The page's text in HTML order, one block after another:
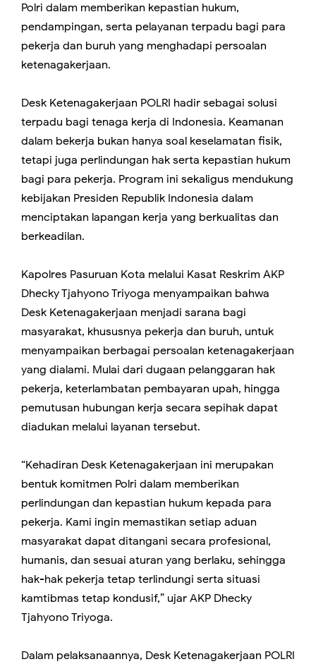
Polri dalam memberikan kepastian hukum,
pendampingan, serta pelayanan terpadu bagi para
pekerja dan buruh yang menghadapi persoalan
ketenagakerjaan.
Desk Ketenagakerjaan POLRI hadir sebagai solusi
terpadu bagi tenaga kerja di Indonesia. Keamanan
dalam bekerja bukan hanya soal keselamatan fisik,
tetapi juga perlindungan hak serta kepastian hukum
bagi para pekerja. Program ini sekaligus mendukung
kebijakan Presiden Republik Indonesia dalam
menciptakan lapangan kerja yang berkualitas dan
berkeadilan.
Kapolres Pasuruan Kota melalui Kasat Reskrim AKP
Dhecky Tjahyono Triyoga menyampaikan bahwa
Desk Ketenagakerjaan menjadi sarana bagi
masyarakat, khususnya pekerja dan buruh, untuk
menyampaikan berbagai persoalan ketenagakerjaan
yang dialami. Mulai dari dugaan pelanggaran hak
pekerja, keterlambatan pembayaran upah, hingga
pemutusan hubungan kerja secara sepihak dapat
diadukan melalui layanan tersebut.
“Kehadiran Desk Ketenagakerjaan ini merupakan
bentuk komitmen Polri dalam memberikan
perlindungan dan kepastian hukum kepada para
pekerja. Kami ingin memastikan setiap aduan
masyarakat dapat ditangani secara profesional,
humanis, dan sesuai aturan yang berlaku, sehingga
hak-hak pekerja tetap terlindungi serta situasi
kamtibmas tetap kondusif,” ujar AKP Dhecky
Tjahyono Triyoga.
Dalam pelaksanaannya, Desk Ketenagakerjaan POLRI